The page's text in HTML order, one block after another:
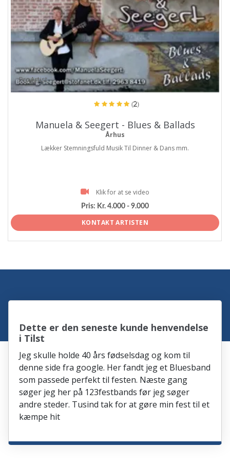
ProArtist
(2)
Manuela & Seegert - Blues & Ballads
Århus
Lækker Stemningsfuld Musik Til Dinner & Dans mm.
Klik for at se video
Pris: Kr. 4.000 - 9.000
KONTAKT ARTISTEN
Dette er den seneste kunde henvendelse
i Tilst
Jeg skulle holde 40 års fødselsdag og kom til
denne side fra google. Her fandt jeg et Bluesband
som passede perfekt til festen. Næste gang
søger jeg her på 123festbands før jeg søger
andre steder. Tusind tak for at gøre min fest til et
kæmpe hit